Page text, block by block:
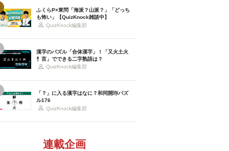
ふくらP×東問「海派？山派？」「どっち
も怖い」【QuizKnock雑談中】
QuizKnock編集部
漢字のパズル「合体漢字」！「又火土火
忄言」でできる二字熟語は？
QuizKnock編集部
「？」に入る漢字はなに？和同開珎パズ
ル176
QuizKnock編集部
連載企画